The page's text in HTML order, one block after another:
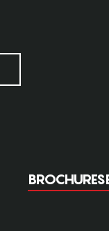
BROCHURES